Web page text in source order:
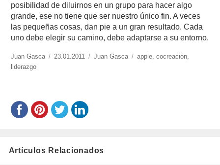
posibilidad de diluirnos en un grupo para hacer algo
grande, ese no tiene que ser nuestro único fin. A veces
las pequeñas cosas, dan pie a un gran resultado. Cada
uno debe elegir su camino, debe adaptarse a su entorno.
https://www.experimenta.es/author/Juan%20Gasca/
Juan Gasca
Publicado
23.01.2011 Categorías
Juan Gasca Etiquetas
apple ,cocreación
liderazgo
Artículos Relacionados